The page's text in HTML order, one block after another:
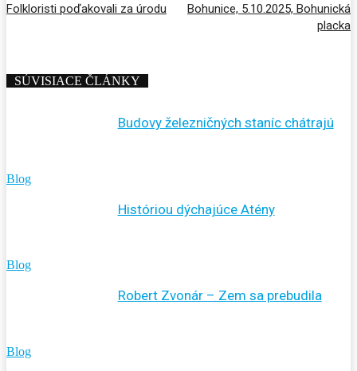
Folkloristi poďakovali za úrodu
Bohunice, 5.10.2025, Bohunická
placka
SÚVISIACE ČLÁNKY
Blog
Budovy železničných staníc chátrajú
Blog
Históriou dýchajúce Atény
Blog
Robert Zvonár – Zem sa prebudila